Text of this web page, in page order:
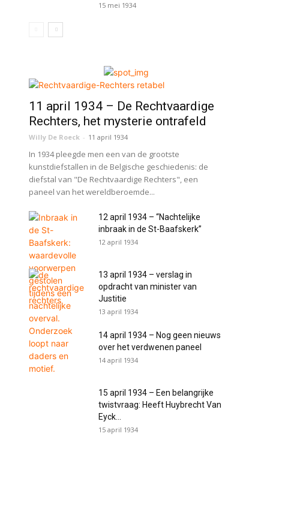
15 mei 1934
11 april 1934 – De Rechtvaardige
Rechters, het mysterie ontrafeld
Willy De Roeck - 11 april 1934
In 1934 pleegde men een van de grootste
kunstdiefstallen in de Belgische geschiedenis: de
diefstal van "De Rechtvaardige Rechters", een
paneel van het wereldberoemde...
12 april 1934 – “Nachtelijke
inbraak in de St-Baafskerk”
12 april 1934
13 april 1934 – verslag in
opdracht van minister van
Justitie
13 april 1934
14 april 1934 – Nog geen nieuws
over het verdwenen paneel
14 april 1934
15 april 1934 – Een belangrijke
twistvraag: Heeft Huybrecht Van
Eyck...
15 april 1934